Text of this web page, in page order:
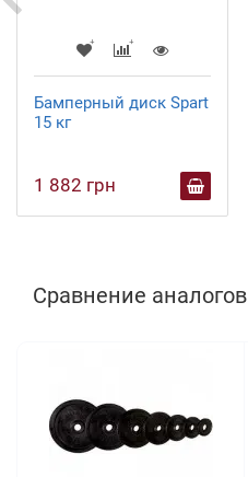
Бамперный диск Spart
15 кг
1 882 грн
Сравнение аналогов